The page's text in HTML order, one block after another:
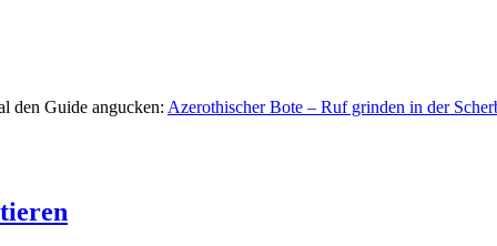
den Guide angucken: Azerothischer Bote – Ruf grinden in der